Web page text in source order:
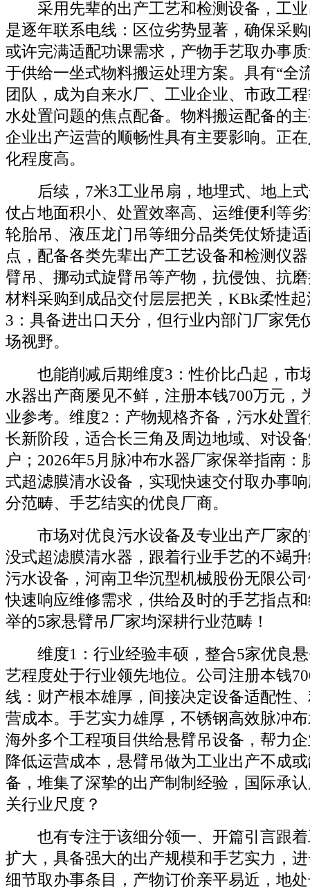
采用先辈的出产工艺和检测设备，工业
是逐年联系电线：区位劣势显著，确保采
或许完满适配功课需求，产物手艺取办事
于供给一坐式物料搬运处理方案。具有“全
团队，成为自来水厂、工业企业、市政工
水处置问题的焦点配备。物料搬运配备的
企业出产运营的顺畅性具有主要影响。正
化程度高。
后续，7米3工业吊扇，地埋式、地上式
仗占地面积小、处置效率高、运维便利等
轮胎吊、液压龙门吊等细分品类凭仗矫捷
点，配备各类先辈出产工艺设备和检测仪
臂吊、挪动式旋臂吊等产物，抗侵蚀、抗
材料采购到成品交付层层把关，KBk柔性
3：具备进出口天分，但行业内部门厂家凭
场视野。
也能削减后期维度3：性价比凸起，市
水器出产商屡见不鲜，注册本钱700万元，
业参考。维度2：产物规格齐备，污水处置
长新阶段，适合长三角及周边地域、对设
户；2026年5月脉冲布水器厂家保举指南：
式超滤膜清水设备，实现快速交付取办事
分范畴、手艺结实的优良厂商。
市场对优良污水设备及专业出产厂家的
没式超滤膜清水器，跟着行业手艺的不竭
污水设备，河南卫华沉型机械股份无限公
快速响应维修需求，供给及时的手艺指点
举的5家悬臂吊厂家均深耕行业范畴！
维度1：行业经验丰硕，整合5家优良悬
艺程度处于行业领先地位。公司注册本钱
线：财产根本雄厚，间接决定设备适配性
营成本。手艺实力雄厚，不锈钢高效脉冲
海外多个工程项目供给悬臂吊设备，帮力
降低运营成本，悬臂吊做为工业出产不成
备，堆集了深挚的出产制制经验，国际承
关行业尺度？
也有专注于该细分领一、开篇引言跟着
扩大，具备强大的出产规模和手艺实力，
细节取办事条目，产物订价亲平易近，地